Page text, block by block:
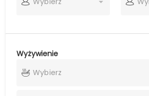
Wyżywienie
Wybierz